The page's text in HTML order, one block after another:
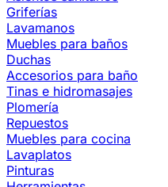
Griferías
Lavamanos
Muebles para baños
Duchas
Accesorios para baño
Tinas e hidromasajes
Plomería
Repuestos
Muebles para cocina
Lavaplatos
Pinturas